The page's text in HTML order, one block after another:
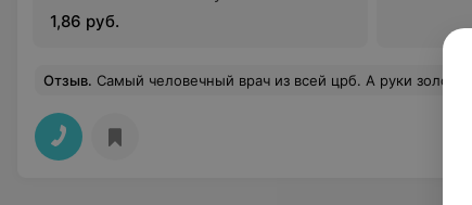
1,86 руб.
Отзыв. Самый человечный врач из всей црб. А руки